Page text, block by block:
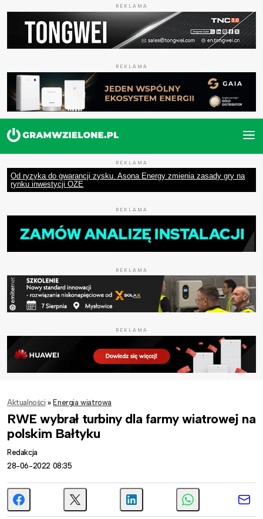
REKLAMA
REKLAMA
REKLAMA
Od ryzyka do gwarancji zysku. Asona Energy zmienia zasady gry na
rynku inwestycji OZE
REKLAMA
REKLAMA
REKLAMA
Aktualności » Energia wiatrowa
RWE wybrał turbiny dla farmy wiatrowej na
polskim Bałtyku
Redakcja
28-06-2022 08:35